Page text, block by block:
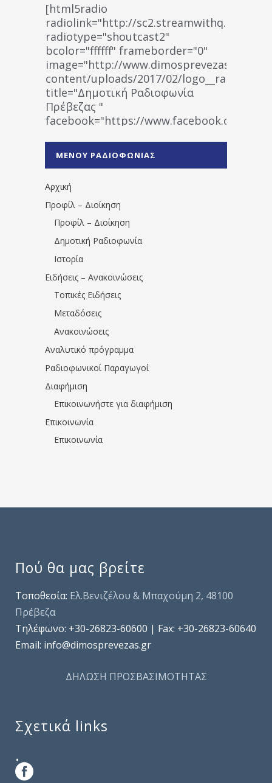
[html5radio
radiolink="http://
radiotype="shoutcast2"
bcolor="ffffff" frameborder="0"
image="http://www.dimosprevezas.gr/wp-
content/uploads/2017/02/
title="Δημοτική Ραδιοφωνία
Πρέβεζας "
facebook="https://www.facebook.com/
1531194763766854/" artist="" ]
ΜΕΝΟΥ ΡΑΔΙΟΦΩΝΙΑΣ
Αρχική
Προφίλ – Διοίκηση
Προφίλ – Διοίκηση
Δημοτική Ραδιοφωνία
Ιστορία
Ειδήσεις – Ανακοινώσεις
Τοπικές Ειδήσεις
Μεταδόσεις
Ανακοινώσεις
Αναλυτικό πρόγραμμα
Ραδιοφωνικοί Παραγωγοί
Διαφήμιση
Επικοινωνήστε για διαφήμιση
Επικοινωνία
Επικοινωνία
Πού θα μας βρείτε
Τοποθεσία: Ελ.Βενιζέλου & Μπαχούμη 2, 48100
Πρέβεζα
Τηλέφωνo: +30-26823-60600 | Fax: +30-26823-60640
Email: info@dimosprevezas.gr
ΔΗΛΩΣΗ ΠΡΟΣΒΑΣΙΜΟΤΗΤΑΣ
Σχετικά links
.